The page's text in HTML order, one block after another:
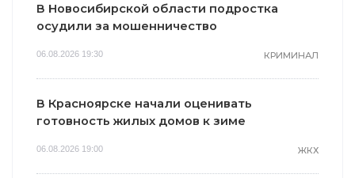
В Новосибирской области подростка
осудили за мошенничество
06.08.2026 19:30 КРИМИНАЛ
В Красноярске начали оценивать
готовность жилых домов к зиме
06.08.2026 19:00 ЖКХ